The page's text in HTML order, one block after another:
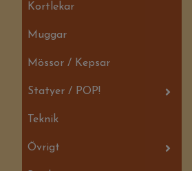
Kortlekar
Muggar
Mössor / Kepsar
Statyer / POP!
Teknik
Övrigt